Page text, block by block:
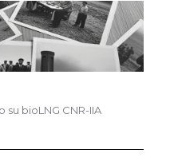
bioLNG CNR-IIA